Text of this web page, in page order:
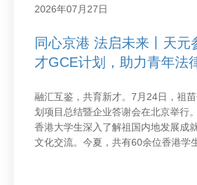
2026年07月27日
同心京港 法启未来丨天元
才GCE计划，助力青年法
融汇互鉴，共育新才。7月24日，祖
划项目总结暨企业答谢会在北京举行
香港大学生深入了解祖国内地发展成
文化交流。今夏，共有60余位香港学